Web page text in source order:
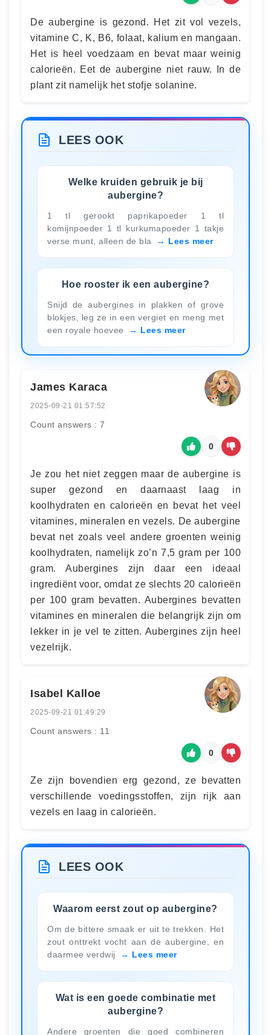
De aubergine is gezond. Het zit vol vezels,
vitamine C, K, B6, folaat, kalium en mangaan.
Het is heel voedzaam en bevat maar weinig
calorieën. Eet de aubergine niet rauw. In de
plant zit namelijk het stofje solanine.
LEES OOK
Welke kruiden gebruik je bij
aubergine?
1 tl gerookt paprikapoeder 1 tl
komijnpoeder 1 tl kurkumapoeder 1 takje
verse munt, alleen de bla
Lees meer
Hoe rooster ik een aubergine?
Snijd de aubergines in plakken of grove
blokjes, leg ze in een vergiet en meng met
een royale hoevee
Lees meer
James Karaca
2025-09-21 01:57:52
Count answers : 7
0
Je zou het niet zeggen maar de aubergine is
super gezond en daarnaast laag in
koolhydraten en calorieën en bevat het veel
vitamines, mineralen en vezels. De aubergine
bevat net zoals veel andere groenten weinig
koolhydraten, namelijk zo’n 7,5 gram per 100
gram. Aubergines zijn daar een ideaal
ingrediënt voor, omdat ze slechts 20 calorieën
per 100 gram bevatten. Aubergines bevatten
vitamines en mineralen die belangrijk zijn om
lekker in je vel te zitten. Aubergines zijn heel
vezelrijk.
Isabel Kalloe
2025-09-21 01:49:29
Count answers : 11
0
Ze zijn bovendien erg gezond, ze bevatten
verschillende voedingsstoffen, zijn rijk aan
vezels en laag in calorieën.
LEES OOK
Waarom eerst zout op aubergine?
Om de bittere smaak er uit te trekken. Het
zout onttrekt vocht aan de aubergine, en
daarmee verdwij
Lees meer
Wat is een goede combinatie met
aubergine?
Andere groenten die goed combineren